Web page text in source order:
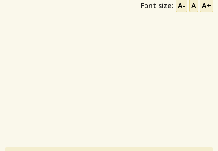
Font size: A- A A+